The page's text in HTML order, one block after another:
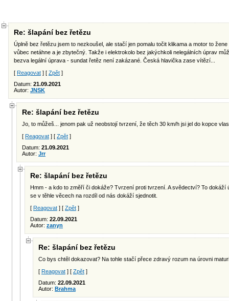
Re: šlapání bez řetězu
Úplně bez řetězu jsem to nezkoušel, ale stačí jen pomalu točit klikama a motor to
vůbec netáhne a je zbytečný. Takže i elektrokolo bez jakýchkoli nelegálních úprav
bezva legální úprava - sundat řetěz není zakázané. Česká hlavička zase vítězí...
[ Reagovat ] [ Zpět ]
Datum: 21.09.2021
Autor: JNSK
Re: šlapání bez řetězu
Jo, to můžeš... jenom pak už neobstojí tvrzení, že těch 30 km/h jsi jel do kopce
[ Reagovat ] [ Zpět ]
Datum: 21.09.2021
Autor: Jrr
Re: šlapání bez řetězu
Hmm - a kdo to změří či dokáže? Tvrzení proti tvrzení. A svědectví? To dokáží
se v těhle věcech na rozdíl od nás dokáží sjednotit.
[ Reagovat ] [ Zpět ]
Datum: 22.09.2021
Autor: zanyn
Re: šlapání bez řetězu
Co bys chtěl dokazovat? Na tohle stačí přece zdravý rozum na úrovni
[ Reagovat ] [ Zpět ]
Datum: 22.09.2021
Autor: Brahma